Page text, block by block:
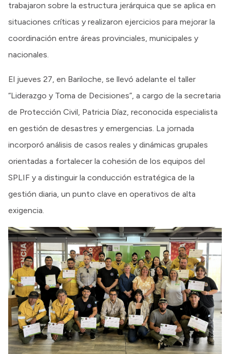
trabajaron sobre la estructura jerárquica que se aplica en
situaciones críticas y realizaron ejercicios para mejorar la
coordinación entre áreas provinciales, municipales y
nacionales.
El jueves 27, en Bariloche, se llevó adelante el taller
“Liderazgo y Toma de Decisiones”, a cargo de la secretaria
de Protección Civil, Patricia Díaz, reconocida especialista
en gestión de desastres y emergencias. La jornada
incorporó análisis de casos reales y dinámicas grupales
orientadas a fortalecer la cohesión de los equipos del
SPLIF y a distinguir la conducción estratégica de la
gestión diaria, un punto clave en operativos de alta
exigencia.